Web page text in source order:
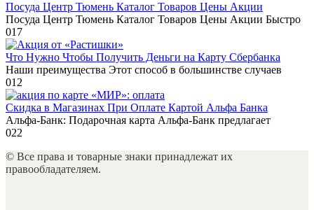
Посуда Центр Тюмень Каталог Товаров Цены Акции
Посуда Центр Тюмень Каталог Товаров Цены Акции Быстро
017
Что Нужно Чтобы Получить Деньги на Карту Сбербанка
Наши преимущества Этот способ в большинстве случаев
012
Скидка в Магазинах При Оплате Картой Альфа Банка
Альфа-Банк: Подарочная карта Альфа-Банк предлагает
022
© Все права и товарные знаки принадлежат их
правообладателяем.